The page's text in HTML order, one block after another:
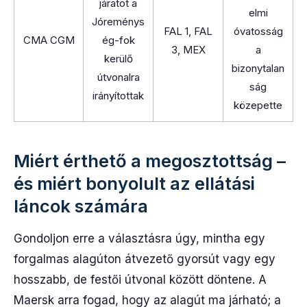
CMA CGM
járatot a
Jóreménys
ég-fok
kerülő
útvonalra
irányítottak
FAL 1, FAL
3, MEX
elmi
óvatosság
a
bizonytalan
ság
közepette
Miért érthető a megosztottság –
és miért bonyolult az ellátási
láncok számára
Gondoljon erre a választásra úgy, mintha egy
forgalmas alagúton átvezető gyorsút vagy egy
hosszabb, de festői útvonal között döntene. A
Maersk arra fogad, hogy az alagút ma járható; a